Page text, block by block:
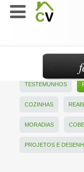
TESTEMUNHOS
COZINHAS
MORADIAS
PROJETOS E